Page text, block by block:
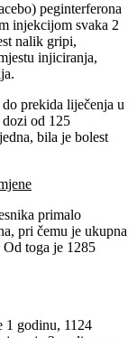
peginterferona
injekcijom svaka 2
nalik gripi,
injiciranja,
prekida liječenja u
od 125
bila je bolest
primalo
pri čemu je ukupna
toga je 1285
1 godinu, 1124